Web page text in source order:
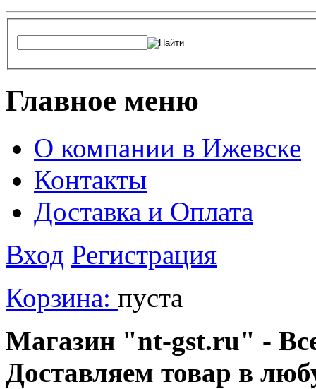
Главное меню
О компании в Ижевске
Контакты
Доставка и Оплата
Вход Регистрация
Корзина: пуста
Магазин "nt-gst.ru" -
Доставляем товар в